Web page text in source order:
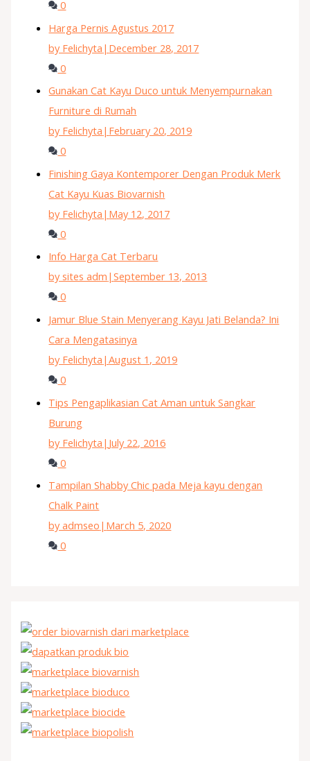
0
Harga Pernis Agustus 2017
by Felichyta | December 28, 2017
0
Gunakan Cat Kayu Duco untuk Menyempurnakan
Furniture di Rumah
by Felichyta | February 20, 2019
0
Finishing Gaya Kontemporer Dengan Produk Merk
Cat Kayu Kuas Biovarnish
by Felichyta | May 12, 2017
0
Info Harga Cat Terbaru
by sites adm |September 13, 2013
0
Jamur Blue Stain Menyerang Kayu Jati Belanda? Ini
Cara Mengatasinya
by Felichyta |August 1, 2019
0
Tips Pengaplikasian Cat Aman untuk Sangkar
Burung
by Felichyta | July 22, 2016
0
Tampilan Shabby Chic pada Meja kayu dengan
Chalk Paint
by admseo | March 5, 2020
0